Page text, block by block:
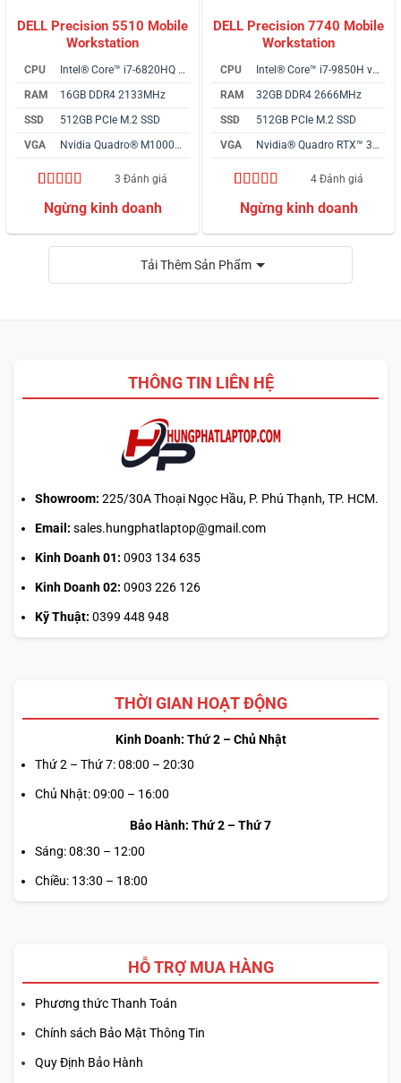
DELL Precision 5510 Mobile
Workstation
CPU
Intel® Core™ i7-6820HQ vPro
RAM
16GB DDR4 2133MHz
SSD
512GB PCIe M.2 SSD
VGA
Nvidia Quadro® M1000M 2GB
4.67 trên 5
dựa trên
3
3 Đánh giá
DELL Precision 7740 Mobile
Workstation
CPU
Intel® Core™ i7-9850H vPro
RAM
32GB DDR4 2666MHz
SSD
512GB PCIe M.2 SSD
VGA
Nvidia® Quadro RTX™ 3000 6GB
4.25 trên 5
dựa trên
4
4 Đánh giá
Tải Thêm Sản Phẩm
THÔNG TIN LIÊN HỆ
Showroom: 225/30A Thoại Ngọc Hầu, P. Phú Thạnh, TP. HCM.
Email: sales.hungphatlaptop@gmail.com
Kinh Doanh 01: 0903 134 635
Kinh Doanh 02: 0903 226 126
Kỹ Thuật: 0399 448 948
THỜI GIAN HOẠT ĐỘNG
Kinh Doanh: Thứ 2 – Chủ Nhật
Thứ 2 – Thứ 7: 08:00 – 20:30
Chủ Nhật: 09:00 – 16:00
Bảo Hành: Thứ 2 – Thứ 7
Sáng: 08:30 – 12:00
Chiều: 13:30 – 18:00
HỖ TRỢ MUA HÀNG
Phương thức Thanh Toán
Chính sách Bảo Mật Thông Tin
Quy Định Bảo Hành